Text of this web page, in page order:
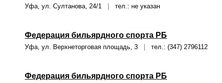
Уфа, ул. Султанова, 24/1 тел.: не указан
Федерация бильярдного спорта РБ
Уфа, ул. Верхнеторговая площадь, 3 тел.: (347) 2796112
Федерация бильярдного спорта РБ